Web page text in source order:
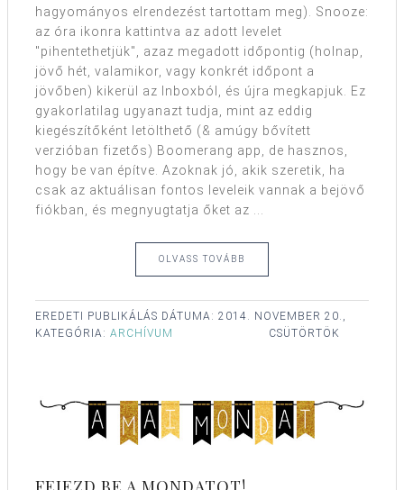
hagyományos elrendezést tartottam meg). Snooze:
az óra ikonra kattintva az adott levelet
"pihentethetjük", azaz megadott időpontig (holnap,
jövő hét, valamikor, vagy konkrét időpont a
jövőben) kikerül az Inboxból, és újra megkapjuk. Ez
gyakorlatilag ugyanazt tudja, mint az eddig
kiegészítőként letölthető (& amúgy bővített
verzióban fizetős) Boomerang app, de hasznos,
hogy be van építve. Azoknak jó, akik szeretik, ha
csak az aktuálisan fontos leveleik vannak a bejövő
fiókban, és megnyugtatja őket az ...
OLVASS TOVÁBB
EREDETI PUBLIKÁLÁS DÁTUMA: 2014. NOVEMBER 20.,
CSÜTÖRTÖK
KATEGÓRIA: ARCHÍVUM